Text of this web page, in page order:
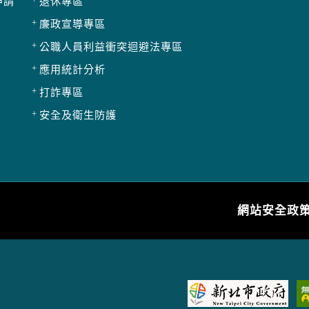
廉政宣導專區
公職人員利益衝突迴避法專區
應用統計分析
打詐專區
安全及衛生防護
網站安全政